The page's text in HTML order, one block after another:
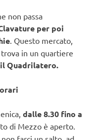
non passa
per poi
. Questo mercato,
in un quartiere
il Quadrilatero.
dalle 8.30 fino a
di Mezzo è aperto.